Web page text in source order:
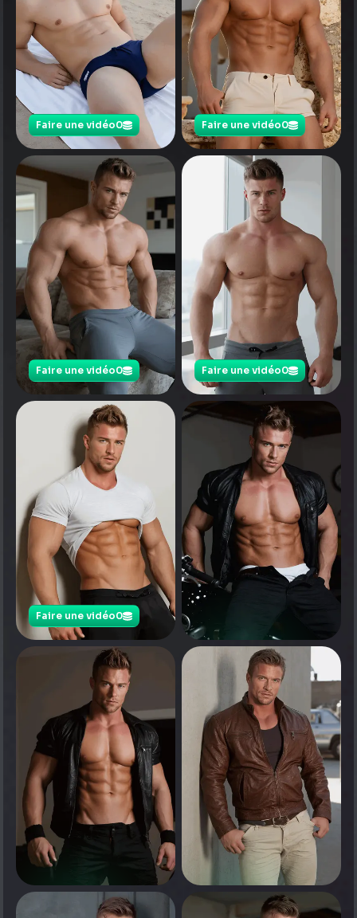
Faire une vidéo0 Faire une vidéo0
Faire une vidéo0 Faire une vidéo0
Faire une vidéo0
0
Appuyez pour voir
0